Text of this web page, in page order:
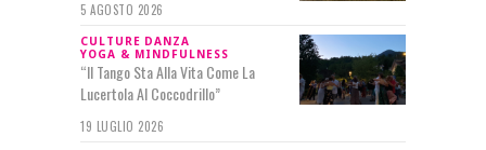
5 AGOSTO 2026
CULTURE DANZA
YOGA & MINDFULNESS
“Il Tango Sta Alla Vita Come La
Lucertola Al Coccodrillo”
19 LUGLIO 2026